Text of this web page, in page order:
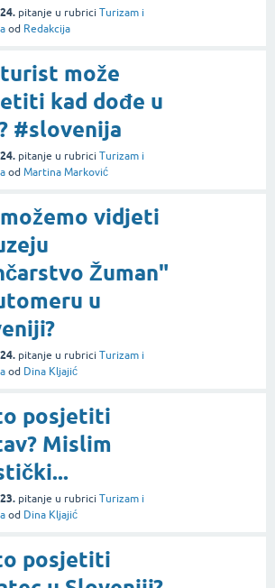
pitanje u rubrici Turizam i
od Redakcija
može
kad dođe u
#slovenija
pitanje u rubrici Turizam i
od Martina Marković
vidjeti
Žuman"
u
pitanje u rubrici Turizam i
od Dina Kljajić
posjetiti
Mislim
pitanje u rubrici Turizam i
od Dina Kljajić
posjetiti